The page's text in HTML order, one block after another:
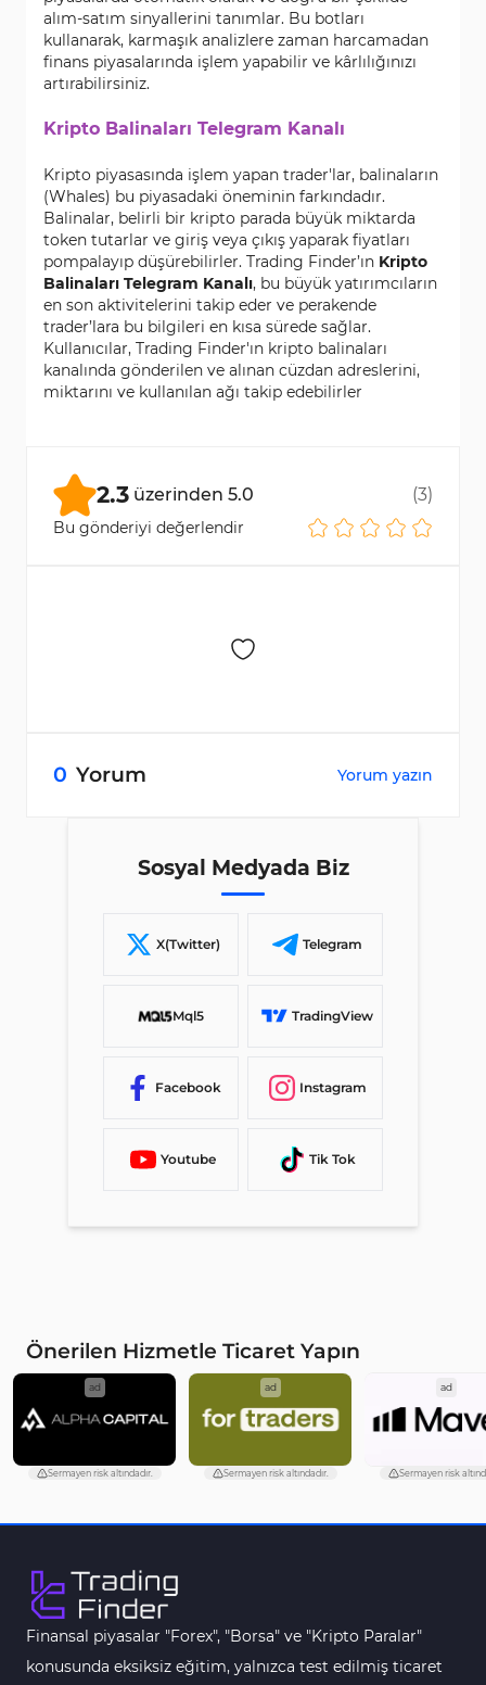
alım-satım sinyallerini tanımlar. Bu botları
kullanarak, karmaşık analizlere zaman harcamadan
finans piyasalarında işlem yapabilir ve kârlılığınızı
artırabilirsiniz.
Kripto Balinaları Telegram Kanalı
Kripto piyasasında işlem yapan trader'lar, balinaların
(Whales) bu piyasadaki öneminin farkındadır.
Balinalar, belirli bir kripto parada büyük miktarda
token tutarlar ve giriş veya çıkış yaparak fiyatları
pompalayıp düşürebilirler. Trading Finder’ın Kripto
Balinaları Telegram Kanalı, bu büyük yatırımcıların
en son aktivitelerini takip eder ve perakende
trader’lara bu bilgileri en kısa sürede sağlar.
Kullanıcılar, Trading Finder'ın kripto balinaları
kanalında gönderilen ve alınan cüzdan adreslerini,
miktarını ve kullanılan ağı takip edebilirler
2.3 üzerinden 5.0 (3)
Bu gönderiyi değerlendir
0 Yorum Yorum yazın
Sosyal Medyada Biz
X(Twitter) Telegram
Mql5 TradingView
Facebook Instagram
Youtube Tik Tok
Önerilen Hizmetle Ticaret Yapın
ad
Sermayen risk altındadır.
ad
Sermayen risk altındadır.
ad
Sermayen risk
Finansal piyasalar "Forex", "Borsa" ve "Kripto Paralar"
konusunda eksiksiz eğitim, yalnızca test edilmiş ticaret